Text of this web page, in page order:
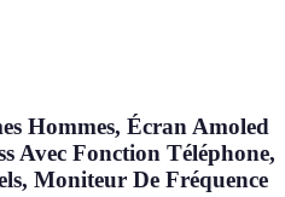
Hommes, Écran Amoled
Avec Fonction Téléphone,
Moniteur De Fréquence